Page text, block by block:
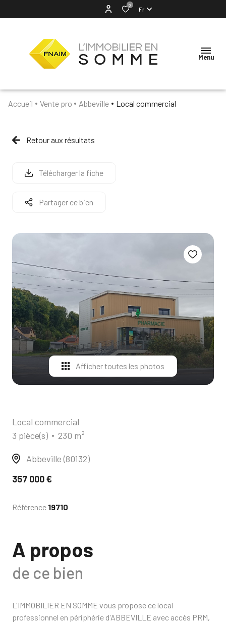
0
Fr
Menu
NOTRE
AGENCE
VENTES
ALERTE
CONTACT
Accueil Vente pro Abbeville Local commercial
Retour aux résultats
Télécharger la fiche
Partager ce bien
Afficher toutes les photos
Local commercial
3 pièce(s)
230 m²
Abbeville (80132)
357 000 €
Référence 19710
A propos
de ce bien
L'IMMOBILIER EN SOMME vous propose ce local
professionnel en périphérie d'ABBEVILLE avec accès PRM,